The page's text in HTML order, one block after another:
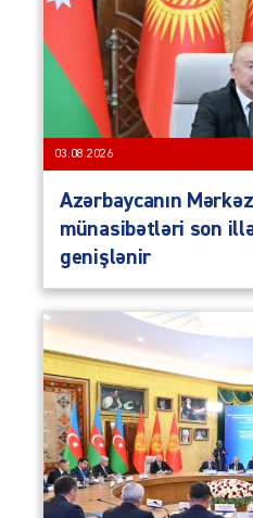
03.08.2026
Azərbaycanın
münasibətləri son
genişlənir